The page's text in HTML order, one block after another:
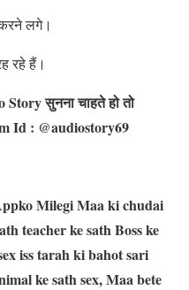
लगे।
रहे हैं।
सुनना चाहते हो तो
Id : @audiostory69
Milegi Maa ki chudai
teacher ke sath Boss ke
iss tarah ki bahot sari
ke sath sex, Maa bete